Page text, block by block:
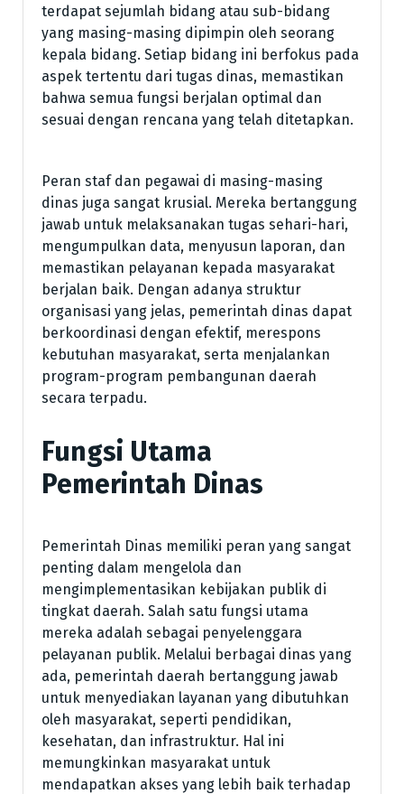
terdapat sejumlah bidang atau sub-bidang
yang masing-masing dipimpin oleh seorang
kepala bidang. Setiap bidang ini berfokus pada
aspek tertentu dari tugas dinas, memastikan
bahwa semua fungsi berjalan optimal dan
sesuai dengan rencana yang telah ditetapkan.
Peran staf dan pegawai di masing-masing
dinas juga sangat krusial. Mereka bertanggung
jawab untuk melaksanakan tugas sehari-hari,
mengumpulkan data, menyusun laporan, dan
memastikan pelayanan kepada masyarakat
berjalan baik. Dengan adanya struktur
organisasi yang jelas, pemerintah dinas dapat
berkoordinasi dengan efektif, merespons
kebutuhan masyarakat, serta menjalankan
program-program pembangunan daerah
secara terpadu.
Fungsi Utama
Pemerintah Dinas
Pemerintah Dinas memiliki peran yang sangat
penting dalam mengelola dan
mengimplementasikan kebijakan publik di
tingkat daerah. Salah satu fungsi utama
mereka adalah sebagai penyelenggara
pelayanan publik. Melalui berbagai dinas yang
ada, pemerintah daerah bertanggung jawab
untuk menyediakan layanan yang dibutuhkan
oleh masyarakat, seperti pendidikan,
kesehatan, dan infrastruktur. Hal ini
memungkinkan masyarakat untuk
mendapatkan akses yang lebih baik terhadap